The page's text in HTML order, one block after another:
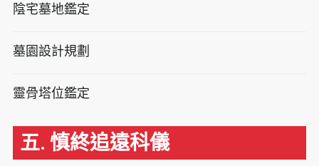
陰宅墓地鑑定
墓園設計規劃
靈骨塔位鑑定
五. 慎終追遠科儀